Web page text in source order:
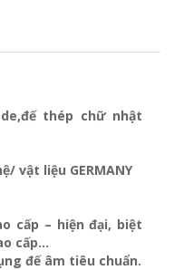
thép chữ nhật
vật liệu GERMANY
cấp – hiện đại, biệt
cấp…
đế âm tiêu chuẩn.